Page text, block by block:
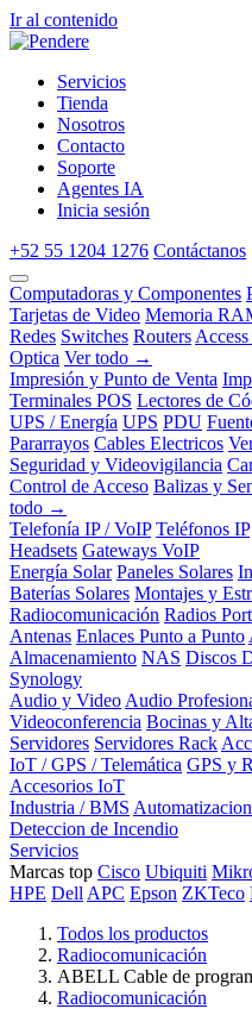
Ir al contenido
Servicios
Tienda
Nosotros
Contacto
Soporte
Agentes IA
Inicia sesión
+52 55 1204 1276 Contáctanos
Computadoras y Componentes
Tarjetas de Video Memoria
Redes Switches Routers
Optica Ver todo →
Impresión y Punto de Venta
Terminales POS Lectores de
UPS / Energía UPS PDU
Pararrayos Cables Electricos
Seguridad y Videovigilancia
Control de Acceso Balizas y
todo →
Telefonía IP / VoIP Teléfonos IP
Headsets Gateways VoIP
Energía Solar Paneles Solares
Baterías Solares Montajes y
Radiocomunicación Radios
Antenas Enlaces Punto a Punto
Almacenamiento NAS Discos
Synology
Audio y Video Audio
Videoconferencia Bocinas y
Servidores Servidores Rack
IoT / GPS / Telemática GPS y
Accesorios IoT
Industria / BMS
Deteccion de Incendio
Servicios
Marcas top Cisco Ubiquiti
HPE Dell APC Epson ZKTeco
Todos los productos
Radiocomunicación
ABELL Cable de
Radiocomunicación